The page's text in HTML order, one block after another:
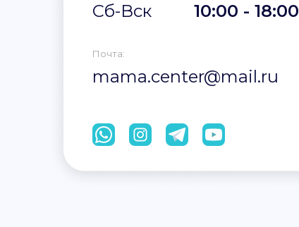
Почта:
mama.center@mail.ru
Сб-Вск
10:00 - 18:00